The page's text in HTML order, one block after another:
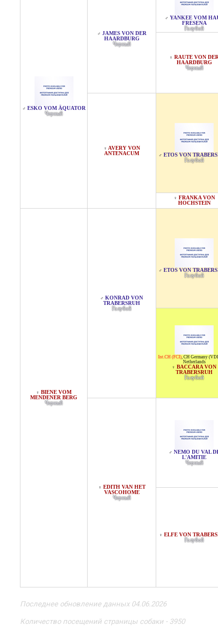
♂ ESKO VOM ÄQUATOR
Черный
♂ JAMES VON DER
HAARDBURG
Черный
♂ YANKEE VOM
FRESENA
Голубой
♀ RAUTE VON
HAARDBURG
Черный
♀ AVERY VON
ANTENACUM
♂ ETOS VON
Голубой
♀ FRANKA VON
HOCHSTEIN
♀ BIENE VOM
MENDENER BERG
Черный
♂ KONRAD VON
TRABERSRUH
Голубой
♂ ETOS VON
Голубой
Int.CH (FCI), CH Germany
Netherlands
♀ BACCARA VON
TRABERSRUH
Голубой
♀ EDITH VAN HET
VASCOHOME
Черный
♂ NEMO DU VAL
L'AMITIE
Черный
♀ ELFE VON
Голубой
Последнее обновление данных 04.06.2026
Количество посещений страницы собаки - 3950